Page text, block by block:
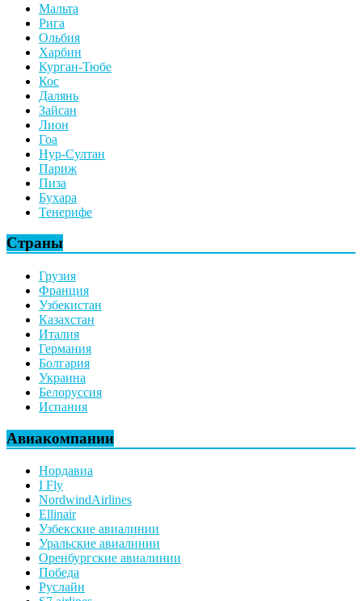
Мальта
Рига
Ольбия
Харбин
Курган-Тюбе
Кос
Далянь
Зайсан
Лион
Гоа
Нур-Султан
Париж
Пиза
Бухара
Тенерифе
Страны
Грузия
Франция
Узбекистан
Казахстан
Италия
Германия
Болгария
Украина
Белоруссия
Испания
Авиакомпании
Нордавиа
I Fly
NordwindAirlines
Ellinair
Узбекские авиалинии
Уральские авиалинии
Оренбургские авиалинии
Победа
Руслайн